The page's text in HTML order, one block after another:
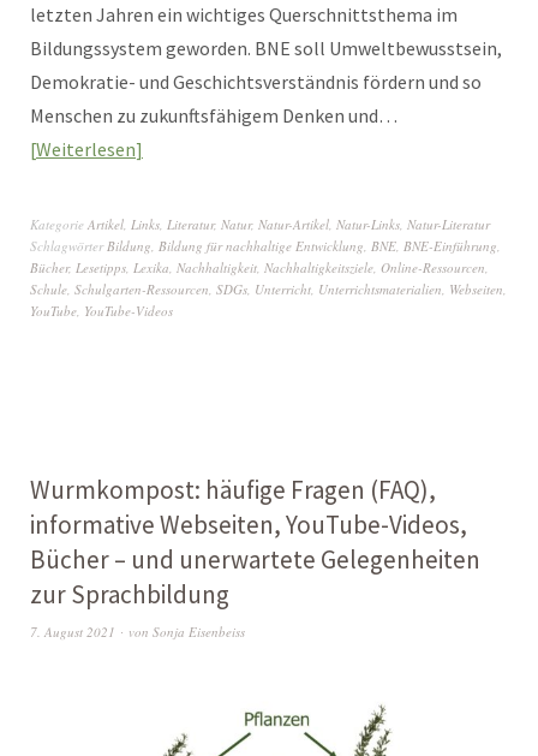
letzten Jahren ein wichtiges Querschnittsthema im
Bildungssystem geworden. BNE soll Umweltbewusstsein,
Demokratie- und Geschichtsverständnis fördern und so
Menschen zu zukunftsfähigem Denken und…
Weiterlesen
Kategorie Artikel, Links, Literatur, Natur, Natur-Artikel, Natur-Links, Natur-Literatur
SchlagwörterBildung, Bildung für nachhaltige Entwicklung, BNE, BNE-Einführung,
Bücher, Lesetipps, Lexika, Nachhaltigkeit, Nachhaltigkeitsziele, Online-Ressourcen,
Schule, Schulgarten-Ressourcen, SDGs, Unterricht, Unterrichtsmaterialien, Webseiten,
YouTube, YouTube-Videos
Wurmkompost: häufige Fragen (FAQ),
informative Webseiten, YouTube-Videos,
Bücher – und unerwartete Gelegenheiten
zur Sprachbildung
7. August 2021 von Sonja Eisenbeiss